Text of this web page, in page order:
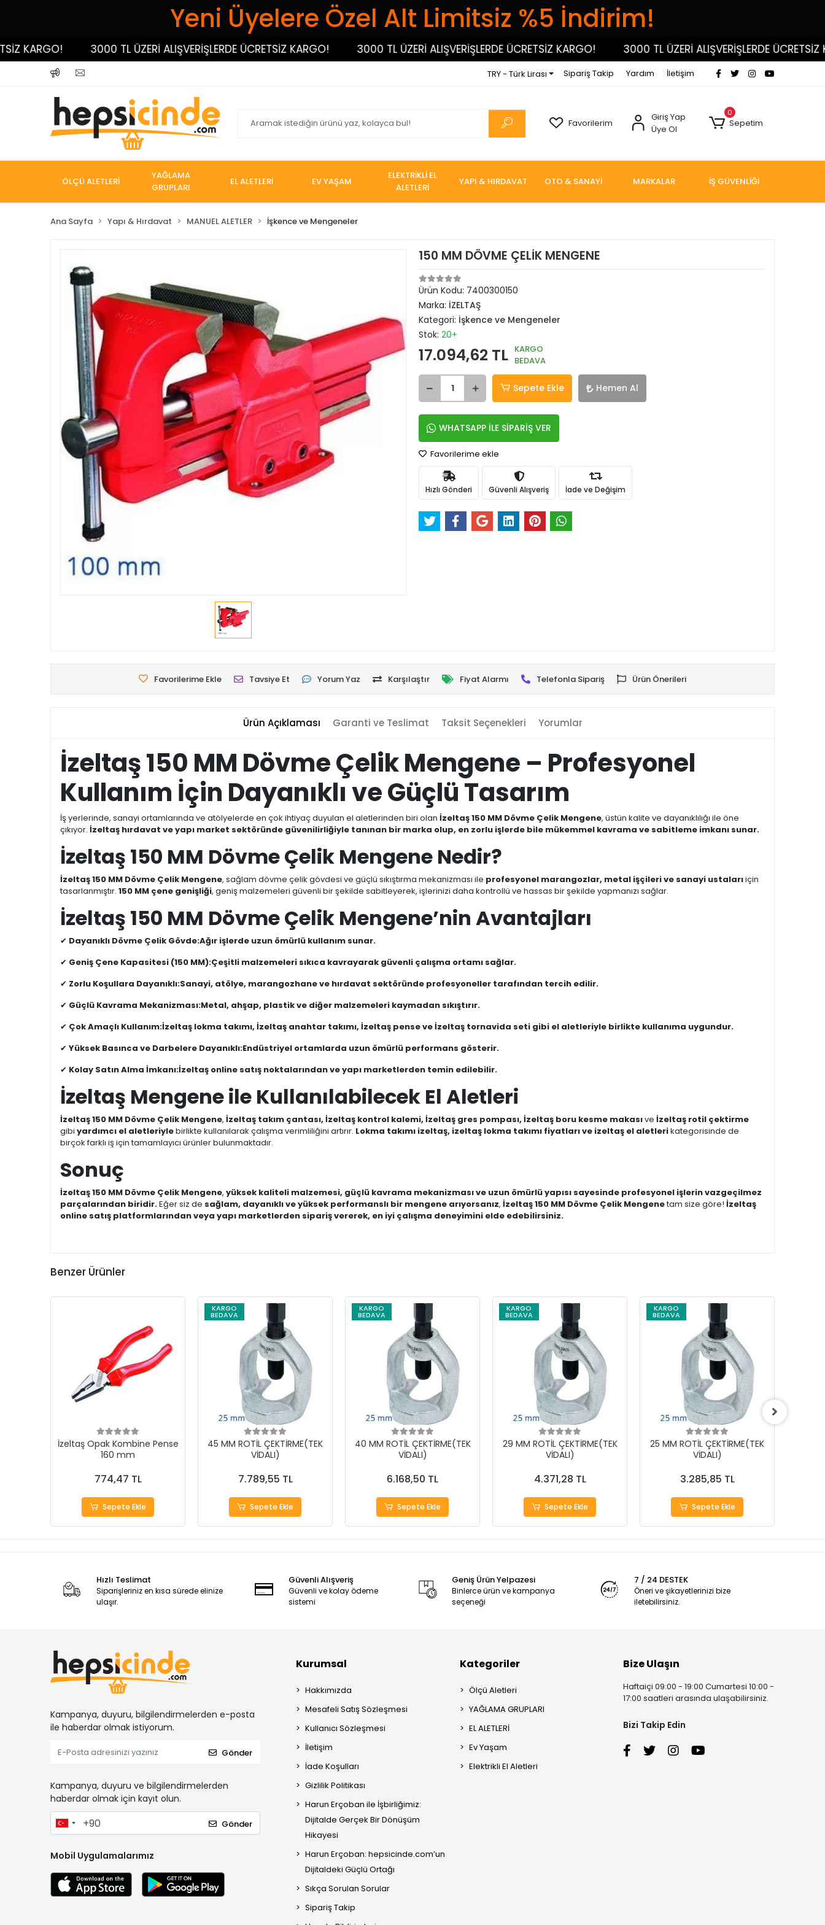
Yeni Üyelere Özel Alt Limitsiz %5 İndirim!
3000 TL ÜZERİ ALIŞVERİŞLERDE ÜCRETSİZ KARGO! 3000 TL ÜZERİ ALIŞVERİŞLERDE ÜCRETSİZ KARGO! 3000 TL ÜZERİ ALIŞVERİŞLERDE ÜCRETSİZ
TRY - Türk Lirası Sipariş Takip Yardım İletişim
Favorilerim
Giriş Yap
Üye Ol
0
Sepetim
ÖLÇÜ ALETLERİ
YAĞLAMA
GRUPLARI
EL ALETLERİ EV YAŞAM
ELEKTRİKLİ EL
ALETLERİ
YAPI & HIRDAVAT OTO & SANAYİ MARKALAR İŞ GÜVENLİĞİ
Ana Sayfa Yapı & Hırdavat MANUEL ALETLER İşkence ve Mengeneler
150 MM DÖVME ÇELİK MENGENE
Ürün Kodu: 7400300150
Marka: İZELTAŞ
Kategori: İşkence ve Mengeneler
Stok: 20+
17.094,62 TL KARGO
BEDAVA
Sepete Ekle Hemen Al
WHATSAPP İLE SİPARİŞ VER
Favorilerime ekle
Hızlı Gönderi Güvenli Alışveriş İade ve Değişim
Favorilerime Ekle Tavsiye Et Yorum Yaz Karşılaştır Fiyat Alarmı Telefonla Sipariş Ürün Önerileri
Ürün Açıklaması Garanti ve Teslimat Taksit Seçenekleri Yorumlar
İzeltaş 150 MM Dövme Çelik Mengene – Profesyonel
Kullanım İçin Dayanıklı ve Güçlü Tasarım
İş yerlerinde, sanayi ortamlarında ve atölyelerde en çok ihtiyaç duyulan el aletlerinden biri olan İzeltaş 150 MM Dövme Çelik Mengene, üstün kalite ve dayanıklılığı ile öne
çıkıyor. İzeltaş hırdavat ve yapı market sektöründe güvenilirliğiyle tanınan bir marka olup, en zorlu işlerde bile mükemmel kavrama ve sabitleme imkanı sunar.
İzeltaş 150 MM Dövme Çelik Mengene Nedir?
İzeltaş 150 MM Dövme Çelik Mengene, sağlam dövme çelik gövdesi ve güçlü sıkıştırma mekanizması ile profesyonel marangozlar, metal işçileri ve sanayi ustalarıiçin
tasarlanmıştır. 150 MM çene genişliği, geniş malzemeleri güvenli bir şekilde sabitleyerek, işlerinizi daha kontrollü ve hassas bir şekilde yapmanızı sağlar.
İzeltaş 150 MM Dövme Çelik Mengene’nin Avantajları
✔ Dayanıklı Dövme Çelik Gövde:Ağır işlerde uzun ömürlü kullanım sunar.
✔ Geniş Çene Kapasitesi (150 MM):Çeşitli malzemeleri sıkıca kavrayarak güvenli çalışma ortamı sağlar.
✔ Zorlu Koşullara Dayanıklı:Sanayi, atölye, marangozhane ve hırdavat sektöründe profesyoneller tarafından tercih edilir.
✔ Güçlü Kavrama Mekanizması:Metal, ahşap, plastik ve diğer malzemeleri kaymadan sıkıştırır.
✔ Çok Amaçlı Kullanım:İzeltaş lokma takımı, İzeltaş anahtar takımı, İzeltaş pense ve İzeltaş tornavida seti gibi el aletleriyle birlikte kullanıma uygundur.
✔ Yüksek Basınca ve Darbelere Dayanıklı:Endüstriyel ortamlarda uzun ömürlü performans gösterir.
✔ Kolay Satın Alma İmkanı:İzeltaş online satış noktalarından ve yapı marketlerden temin edilebilir.
İzeltaş Mengene ile Kullanılabilecek El Aletleri
İzeltaş 150 MM Dövme Çelik Mengene, İzeltaş takım çantası, İzeltaş kontrol kalemi, İzeltaş gres pompası, İzeltaş boru kesme makasıve İzeltaş rotil çektirme
gibi yardımcı el aletleriylebirlikte kullanılarak çalışma verimliliğini artırır. Lokma takımı izeltaş, izeltaş lokma takımı fiyatları ve izeltaş el aletlerikategorisinde de
birçok farklı iş için tamamlayıcı ürünler bulunmaktadır.
Sonuç
İzeltaş 150 MM Dövme Çelik Mengene, yüksek kaliteli malzemesi, güçlü kavrama mekanizması ve uzun ömürlü yapısı sayesinde profesyonel işlerin vazgeçilmez
parçalarından biridir.Eğer siz de sağlam, dayanıklı ve yüksek performanslı bir mengene arıyorsanız, İzeltaş 150 MM Dövme Çelik Mengenetam size göre! İzeltaş
online satış platformlarından veya yapı marketlerden sipariş vererek, en iyi çalışma deneyimini elde edebilirsiniz.
Benzer Ürünler
İzeltaş Opak Kombine Pense
160 mm
774,47 TL
Sepete Ekle
KARGO
BEDAVA
45 MM ROTİL ÇEKTİRME(TEK
VİDALI)
7.789,55 TL
Sepete Ekle
KARGO
BEDAVA
40 MM ROTİL ÇEKTİRME(TEK
VİDALI)
6.168,50 TL
Sepete Ekle
KARGO
BEDAVA
29 MM ROTİL ÇEKTİRME(TEK
VİDALI)
4.371,28 TL
Sepete Ekle
KARGO
BEDAVA
25 MM ROTİL ÇEKTİRME(TEK
VİDALI)
3.285,85 TL
Sepete Ekle
Hızlı Teslimat
Siparişleriniz en kısa sürede elinize
ulaşır.
Güvenli Alışveriş
Güvenli ve kolay ödeme
sistemi
Geniş Ürün Yelpazesi
Binlerce ürün ve kampanya
seçeneği
7 / 24 DESTEK
Öneri ve şikayetlerinizi bize
iletebilirsiniz.
Kampanya, duyuru, bilgilendirmelerden e-posta
ile haberdar olmak istiyorum.
Gönder
Kampanya, duyuru ve bilgilendirmelerden
haberdar olmak için kayıt olun.
Gönder
Mobil Uygulamalarımız
Kurumsal
Hakkımızda
Mesafeli Satış Sözleşmesi
Kullanıcı Sözleşmesi
İletişim
İade Koşulları
Gizlilik Politikası
Harun Erçoban ile İşbirliğimiz:
Dijitalde Gerçek Bir Dönüşüm
Hikayesi
Harun Erçoban: hepsicinde.com’un
Dijitaldeki Güçlü Ortağı
Sıkça Sorulan Sorular
Sipariş Takip
Kategoriler
Ölçü Aletleri
YAĞLAMA GRUPLARI
EL ALETLERİ
Ev Yaşam
Elektrikli El Aletleri
Bize Ulaşın
Haftaiçi 09:00 - 19:00 Cumartesi 10:00 -
17:00 saatleri arasında ulaşabilirsiniz.
Bizi Takip Edin